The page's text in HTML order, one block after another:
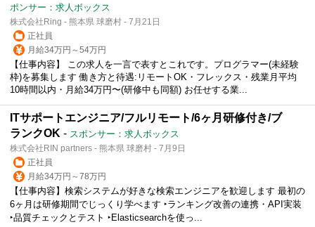
ポンサー：求人ボックス
株式会社Ring - 熊本県 球磨村 - 7月21日
正社員
月給34万円～54万円
【仕事内容】 この求人を一言で表すとこれです。プログラマー(未経験
枠)を募集します 働き方と待遇:リモートOK・フレックス・残業月平均
10時間以内・月給34万円〜(研修中も同額) お任せする業...
ITサポートエンジニア/フルリモート/6ヶ月研修付き/ブ
ランクOK - スポンサー：求人ボックス
株式会社RIN partners - 熊本県 球磨村 - 7月9日
正社員
月給34万円～78万円
【仕事内容】検索システムが好きな検索エンジニアを歓迎します 最初の
6ヶ月は研修期間でじっくり学べます ‣ランキング改善の連携・API実装
‣品質チェックとテスト ‣Elasticsearchを使っ...